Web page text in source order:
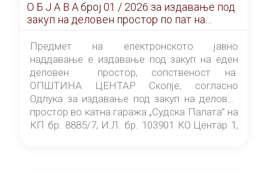
О Б Ј А В А брoj 01 / 2026 за издавање под
закуп на деловен простор по пат на
ЕЛЕКТРОНСКО ЈАВНО НАДДАВАЊЕ
Предмет на електронското јавно
наддавање е издавање под закуп на еден
деловен простор, сопственост на
ОПШТИНА ЦЕНТАР Скопје, согласно
Одлука за издавање под закуп на деловен
простор во катна гаража „Судска Палата” на
КП бр. 8885/7, И.Л. бр. 103901 КО Центар 1,